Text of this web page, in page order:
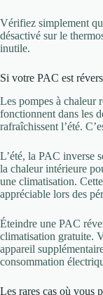
Vérifiez simplement
désactivé sur le
inutile.
Si votre PAC est
Les pompes à chaleur
fonctionnent dans les
rafraîchissent l’été.
L’été, la PAC inverse
la chaleur intérieure
une climatisation.
appréciable lors des
Éteindre une PAC
climatisation gratuite.
appareil
consommation
Les rares cas où vous